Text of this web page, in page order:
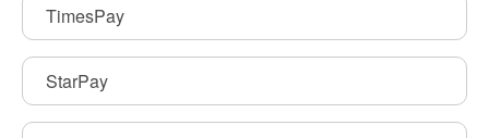
TimesPay
StarPay